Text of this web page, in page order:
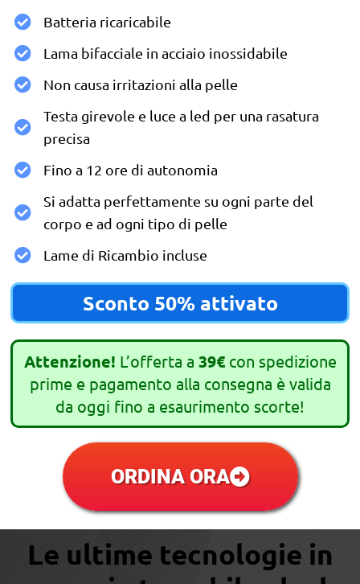
Batteria ricaricabile
Lama bifacciale in acciaio inossidabile
Non causa irritazioni alla pelle
Testa girevole e luce a led per una rasatura
precisa
Fino a 12 ore di autonomia
Si adatta perfettamente su ogni parte del
corpo e ad ogni tipo di pelle
Lame di Ricambio incluse
Sconto 50% attivato
Attenzione! L’offerta a 39€con spedizione
prime e pagamento alla consegna è valida
da oggi fino a esaurimento scorte!
ORDINA ORA
Le ultime tecnologie in